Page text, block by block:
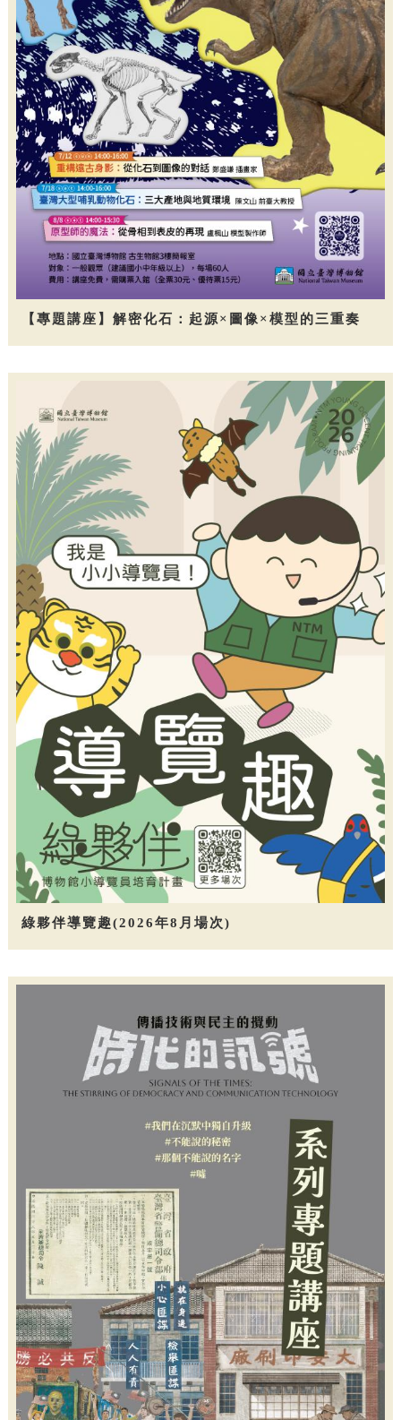
【專題講座】解密化石：起源×圖像×模型的三重奏
綠夥伴導覽趣(2026年8月場次)